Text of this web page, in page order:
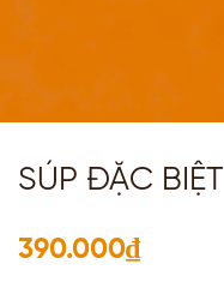
SÚP ĐẶC BIỆT
390.000₫